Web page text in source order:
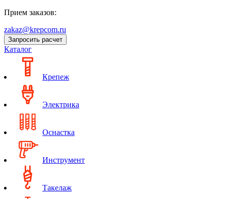
Прием заказов:
zakaz@krepcom.ru
Запросить расчет
Каталог
Крепеж
Электрика
Оснастка
Инструмент
Такелаж